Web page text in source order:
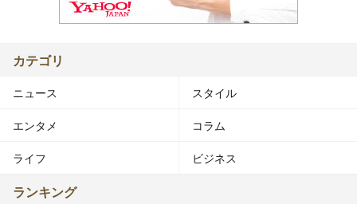
カテゴリ
ニュース スタイル
エンタメ コラム
ライフ ビジネス
ランキング